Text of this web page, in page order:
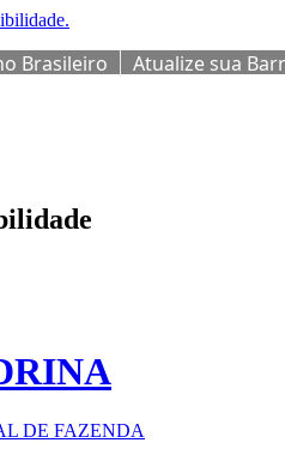
Brasileiro Atualize sua
DE FAZENDA